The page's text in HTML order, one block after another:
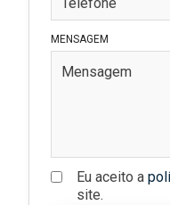
MENSAGEM
Eu aceito a
site.